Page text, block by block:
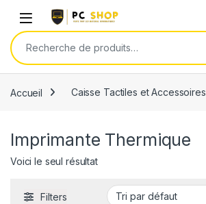
Skip to navigation
Skip to content
Recherche pour :
Accueil Caisse Tactiles et Accessoires
Imprimante Thermique
Voici le seul résultat
Filters